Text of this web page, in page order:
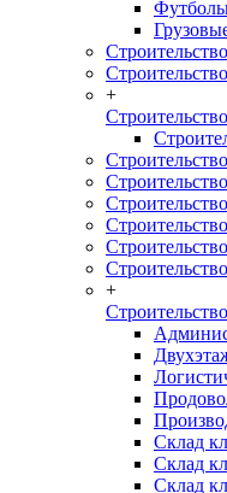
+
+
Склад
Склад
Склад